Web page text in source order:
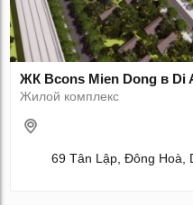
ЖК Bcons Mien Dong в Di
Жилой комплекс
69 Tân Lập, Đông Hoà,